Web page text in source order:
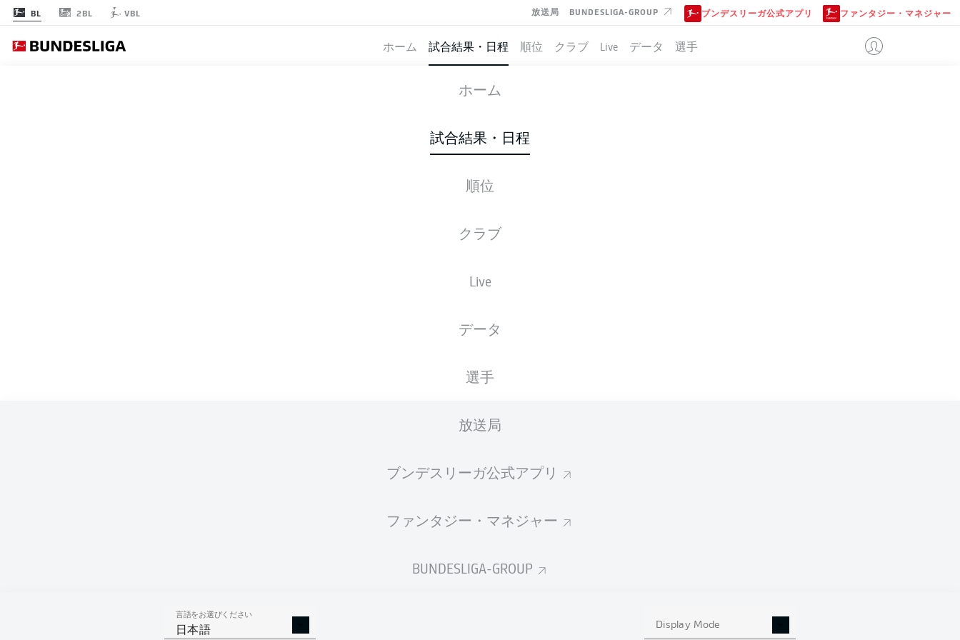
BL 2BL VBL 放送局 BUNDESLIGA-GROUP ブンデスリーガ公式アプリ ファンタジー・マネジャー
ホーム 試合結果・日程 順位 クラブ Live データ 選手
ホーム
試合結果・日程
順位
クラブ
Live
データ
選手
放送局
ブンデスリーガ公式アプリ
ファンタジー・マネジャー
BUNDESLIGA-GROUP
言語をお選びください
日本語 Display Mode
VFB STUTTGART ELVERSBERG
スターティングメンバー
金, 09.04.2027 - 日, 11.04.2027
広告